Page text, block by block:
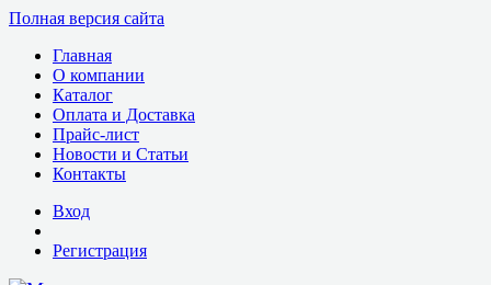
Полная версия сайта
Главная
О компании
Каталог
Оплата и Доставка
Прайс-лист
Новости и Статьи
Контакты
Вход
Регистрация